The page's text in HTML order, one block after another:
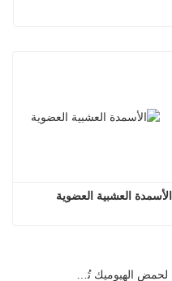
الأسمدة العشبية العضوية